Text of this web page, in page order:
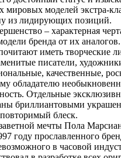
мировых моделей экстра-
из лидирующих позиций.
– характерная
бренда от их
иметь творческие
писатели,
качественные,
обладателю
Отдельные
бриллиантовыми
блеск.
мечты Пола
году прославленного
в часовой